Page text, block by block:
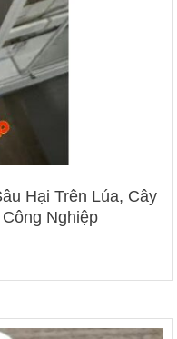
Hại Trên Lúa, Cây
Nghiệp